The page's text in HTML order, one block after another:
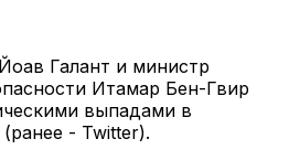
Галант и министр
Итамар Бен-Гвир
выпадами в
- Twitter).